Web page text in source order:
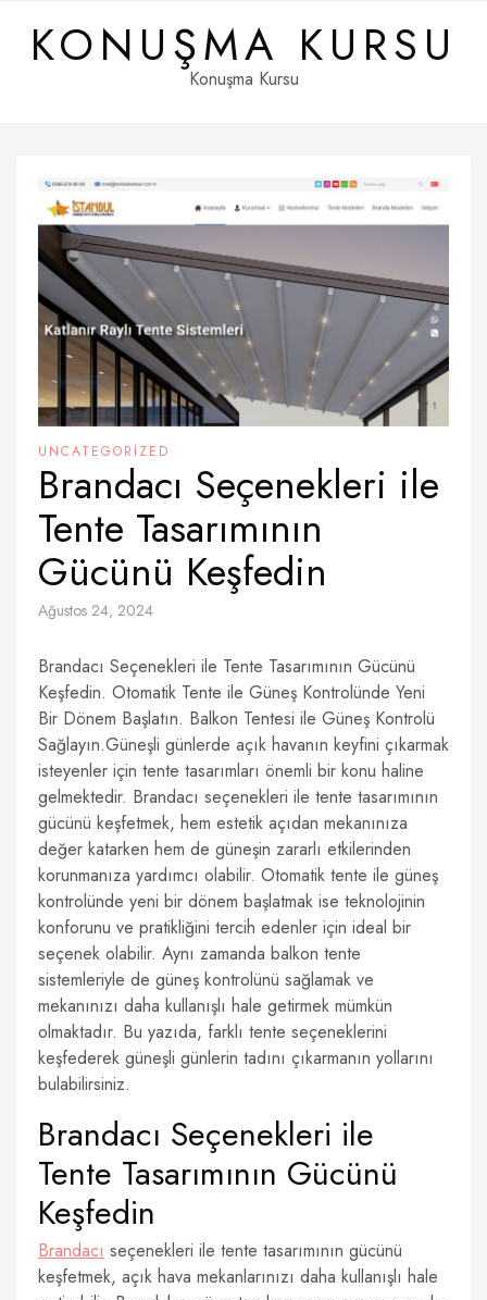
contentKONUŞMA KURSU
Konuşma Kursu
UNCATEGORIZED
Brandacı Seçenekleri ile
Tente Tasarımının
Gücünü Keşfedin
Ağustos 24, 2024
Brandacı Seçenekleri ile Tente Tasarımının Gücünü
Keşfedin. Otomatik Tente ile Güneş Kontrolünde Yeni
Bir Dönem Başlatın. Balkon Tentesi ile Güneş Kontrolü
Sağlayın.Güneşli günlerde açık havanın keyfini çıkarmak
isteyenler için tente tasarımları önemli bir konu haline
gelmektedir. Brandacı seçenekleri ile tente tasarımının
gücünü keşfetmek, hem estetik açıdan mekanınıza
değer katarken hem de güneşin zararlı etkilerinden
korunmanıza yardımcı olabilir. Otomatik tente ile güneş
kontrolünde yeni bir dönem başlatmak ise teknolojinin
konforunu ve pratikliğini tercih edenler için ideal bir
seçenek olabilir. Aynı zamanda balkon tente
sistemleriyle de güneş kontrolünü sağlamak ve
mekanınızı daha kullanışlı hale getirmek mümkün
olmaktadır. Bu yazıda, farklı tente seçeneklerini
keşfederek güneşli günlerin tadını çıkarmanın yollarını
bulabilirsiniz.
Brandacı Seçenekleri ile
Tente Tasarımının Gücünü
Keşfedin
Brandacı seçenekleri ile tente tasarımının gücünü
keşfetmek, açık hava mekanlarınızı daha kullanışlı hale